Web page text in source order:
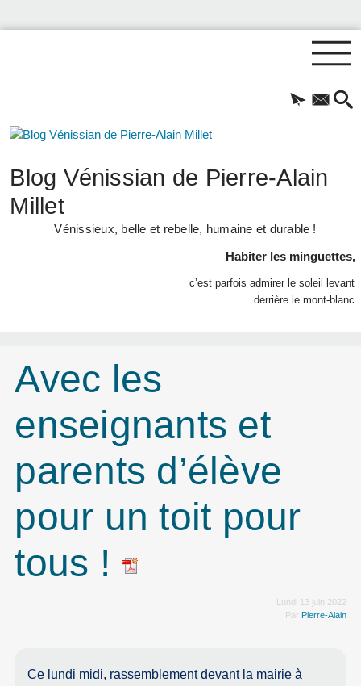
Blog Vénissian de Pierre-Alain
Millet
Vénissieux, belle et rebelle, humaine et durable !
Habiter les minguettes,
c’est parfois admirer le soleil levant
derrière le mont-blanc
Avec les
enseignants et
parents d’élève
pour un toit pour
tous !
Lundi 13 juin 2022
Par Pierre-Alain
Ce lundi midi, rassemblement devant la mairie à